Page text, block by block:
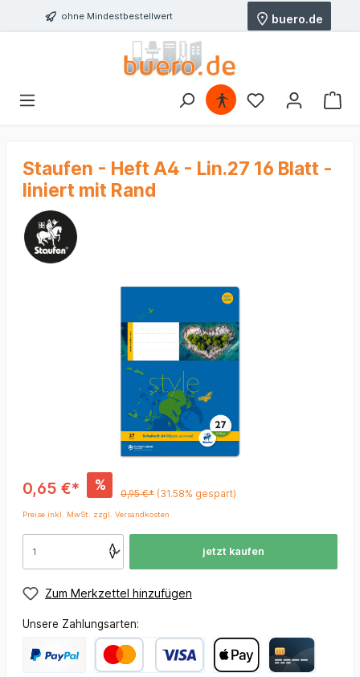
ohne Mindestbestellwert buero.de
Staufen - Heft A4 - Lin.27 16 Blatt -
liniert mit Rand
0,65 €* %
0,95 €* (31.58% gespart)
Preise inkl. MwSt. zzgl. Versandkosten
jetzt kaufen
Zum Merkzettel hinzufügen
Unsere Zahlungsarten: